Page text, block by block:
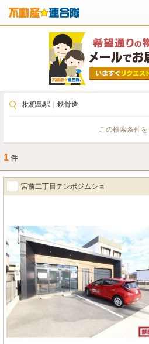
枇杷島駅 鉄骨造
この検索条件を
1 件
宮前二丁目テンポジムショ